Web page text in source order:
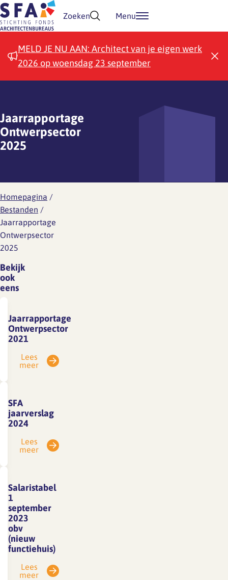
Doorgaan naar inhoud
Zoeken Menu
MELD JE NU AAN: Architect van je eigen werk
2026 op woensdag 23 september
Jaarrapportage
Ontwerpsector
2025
Homepagina /
Bestanden /
Jaarrapportage
Ontwerpsector
2025
Bekijk
ook
eens
Jaarrapportage
Ontwerpsector
2021
Lees
meer
SFA
jaarverslag
2024
Lees
meer
Salaristabel
1
september
2023
obv
(nieuw
functiehuis)
Lees
meer